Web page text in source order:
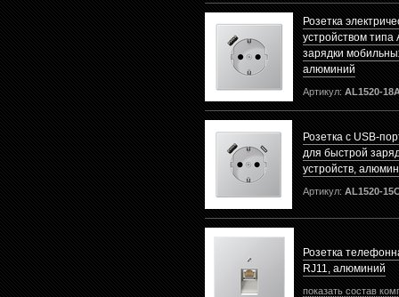
Розетка
устройством типа
зарядки
алюминий
Артикул: AL1520-
Розетка с USB-
для быстрой
устройств,
Артикул: AL1520-
Розетка
RJ11, алюминий
показать состав